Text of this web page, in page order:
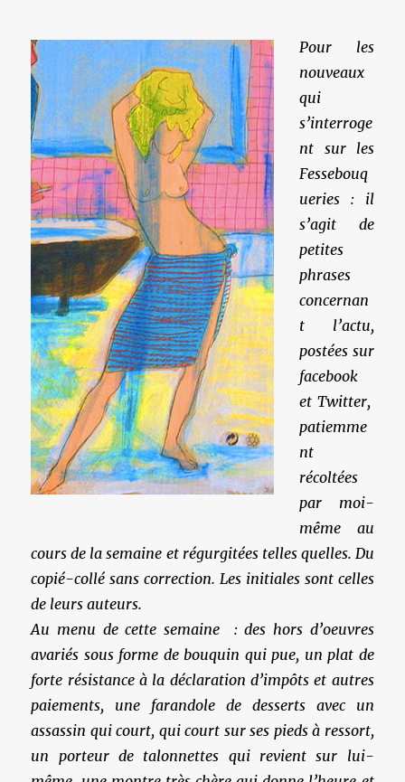
Pour les
nouveaux
qui
s’interroge
nt sur les
Fessebouq
ueries : il
s’agit de
petites
phrases
concernan
t l’actu,
postées sur
facebook
et Twitter,
patiemme
nt
récoltées
par moi-
même au
cours de la semaine et régurgitées telles quelles. Du
copié-collé sans correction. Les initiales sont celles
de leurs auteurs.
Au menu de cette semaine : des hors d’oeuvres
avariés sous forme de bouquin qui pue, un plat de
forte résistance à la déclaration d’impôts et autres
paiements, une farandole de desserts avec un
assassin qui court, qui court sur ses pieds à ressort,
un porteur de talonnettes qui revient sur lui-